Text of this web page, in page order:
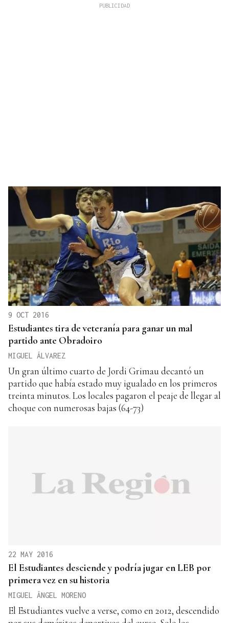
9 OCT 2016
Estudiantes tira de veteranía para ganar un mal
partido ante Obradoiro
MIGUEL ÁLVAREZ
Un gran último cuarto de Jordi Grimau decantó un
partido que había estado muy igualado en los primeros
treinta minutos. Los locales pagaron el peaje de llegar al
choque con numerosas bajas (64-73)
22 MAY 2016
El Estudiantes desciende y podría jugar en LEB por
primera vez en su historia
MIGUEL ÁNGEL MORENO
El Estudiantes vuelve a verse, como en 2012, descendido